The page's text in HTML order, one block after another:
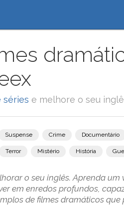
séries e melhore o seu
Suspense Crime Documentário
Terror Mistério História
o seu inglês. Aprenda
em enredos profundos,
de filmes dramáticos que